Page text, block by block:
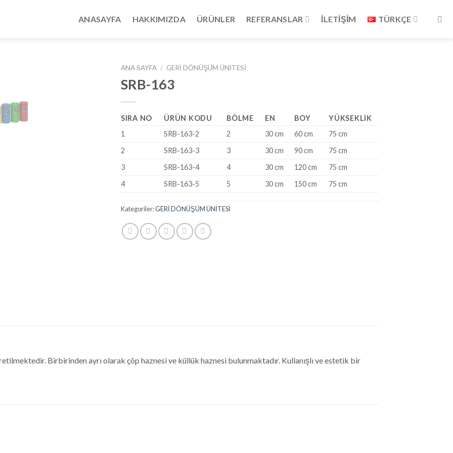
ANASAYFA HAKKIMIZDA ÜRÜNLER REFERANSLAR İLETİŞİM TÜRKÇE
ANA SAYFA / GERİ DÖNÜŞÜM ÜNİTESİ
SRB-163
SIRA NO ÜRÜN KODU BÖLME EN BOY
YÜKSEKLIK
1
SRB-163-2 2 30 cm 60 cm
75 cm
2
SRB-163-3 3 30 cm 90 cm
75 cm
3
SRB-163-4 4 30 cm 120 cm
75 cm
4
SRB-163-5 5 30 cm 150 cm 75 cm
Kategoriler:GERİ DÖNÜŞÜM ÜNİTESİ
Birbirinden ayrı olarak çöp haznesi ve küllük haznesi bulunmaktadır. Kullanışlı ve estetik bir